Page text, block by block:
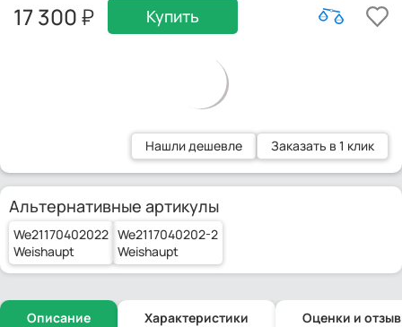
17 300 Купить
Нашли дешевле Заказать в 1 клик
Альтернативные артикулы
We21170402022
Weishaupt
We2117040202-2
Weishaupt
Описание Характеристики Оценки и